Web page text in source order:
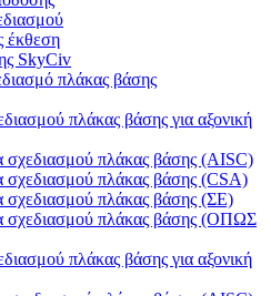
έκθεση
SkyCiv
πλάκας βάσης
πλάκας βάσης για αξονική
σχεδιασμού πλάκας βάσης (AISC)
σχεδιασμού πλάκας βάσης (CSA)
σχεδιασμού πλάκας βάσης (ΣΕ)
σχεδιασμού πλάκας βάσης (ΟΠΩΣ
πλάκας βάσης για αξονική